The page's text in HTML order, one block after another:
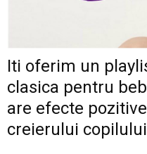
Iti oferim un
clasica pentru
are efecte
creierului